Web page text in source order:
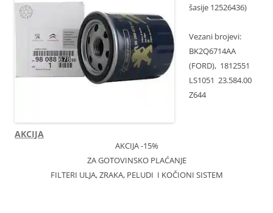
šasije 12526436)
Vezani brojevi:
BK2Q6714AA
(FORD), 1812551
LS1051 23.584.00
Z644
AKCIJA
AKCIJA -15%
ZA GOTOVINSKO PLAĆANJE
FILTERI ULJA, ZRAKA, PELUDI I KOČIONI SISTEM